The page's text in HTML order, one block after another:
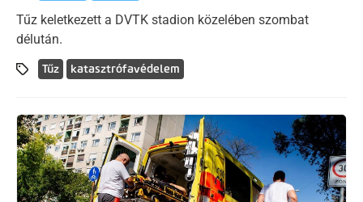
Tűz keletkezett a DVTK stadion közelében szombat
délután.
Tűz katasztrófavédelem